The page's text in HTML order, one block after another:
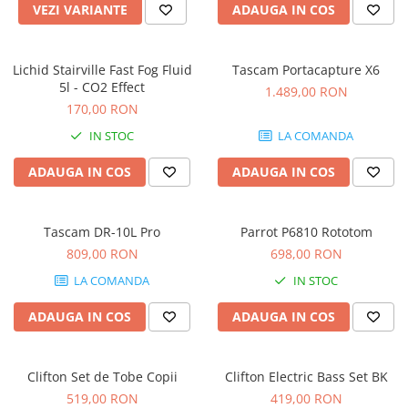
Protectii antifonice pentru urechi
Recordere portabile
Sintetizatoare
Standuri si stative de monitoare
Subwoofere de studio
Tratament acustic
Accesorii pentru lumini
Bare Led
Cabluri de Alimentare
Case-uri de lumini
Comenzi si controllere
Efecte de lumini
VEZI VARIANTE ADAUGA IN COS
Lichid Stairville Fast Fog Fluid
5l - CO2 Effect
170,00 RON
IN STOC
ADAUGA IN COS
Tascam Portacapture X6
1.489,00 RON
LA COMANDA
ADAUGA IN COS
Tascam DR-10L Pro
809,00 RON
LA COMANDA
ADAUGA IN COS
Parrot P6810 Rototom
698,00 RON
IN STOC
ADAUGA IN COS
Clifton Set de Tobe Copii
519,00 RON
Clifton Electric Bass Set BK
419,00 RON